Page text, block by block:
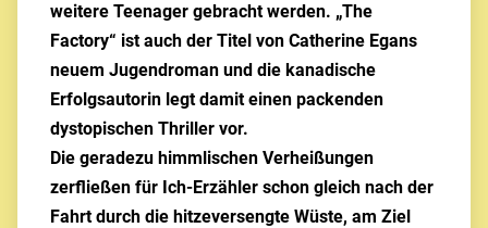
weitere Teenager gebracht werden. „The
Factory“ ist auch der Titel von Catherine Egans
neuem Jugendroman und die kanadische
Erfolgsautorin legt damit einen packenden
dystopischen Thriller vor.
Die geradezu himmlischen Verheißungen
zerfließen für Ich-Erzähler schon gleich nach der
Fahrt durch die hitzeversengte Wüste, am Ziel